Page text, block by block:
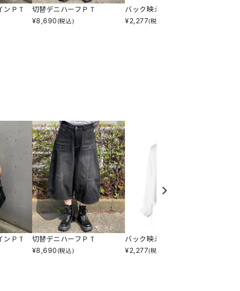
ンＰＴ
切替デニハーフＰＴ
¥8,690 (税込)
バック映えＳＨ
¥2,277(税込)
ンＰＴ
切替デニハーフＰＴ
¥8,690 (税込)
バック映えＳＨ
¥2,277(税込)